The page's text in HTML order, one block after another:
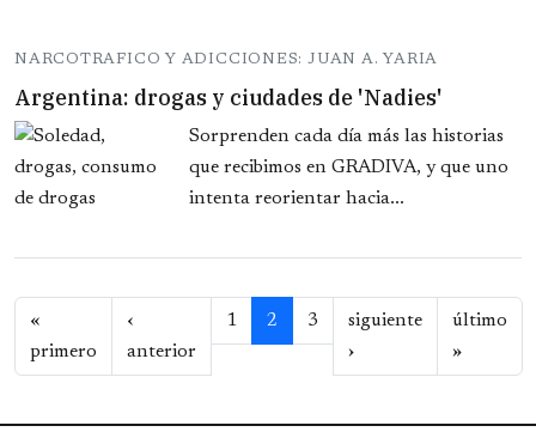
NARCOTRAFICO Y ADICCIONES: JUAN A. YARIA
Argentina: drogas y ciudades de 'Nadies'
Sorprenden cada día más las historias
que recibimos en GRADIVA, y que uno
intenta reorientar hacia...
Paginación
«
primero Primera página
‹
anterior Página anterior
1 2 3
siguiente
›Siguiente página
último
»Última